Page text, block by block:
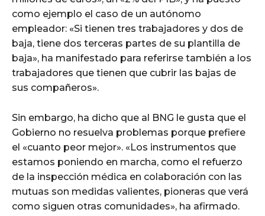
como ejemplo el caso de un autónomo
empleador: «Si tienen tres trabajadores y dos de
baja, tiene dos terceras partes de su plantilla de
baja», ha manifestado para referirse también a los
trabajadores que tienen que cubrir las bajas de
sus compañeros».
Sin embargo, ha dicho que al BNG le gusta que el
Gobierno no resuelva problemas porque prefiere
el «cuanto peor mejor». «Los instrumentos que
estamos poniendo en marcha, como el refuerzo
de la inspección médica en colaboración con las
mutuas son medidas valientes, pioneras que verá
como siguen otras comunidades», ha afirmado.